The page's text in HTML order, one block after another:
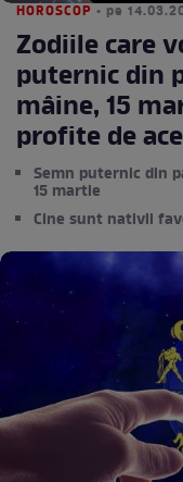
HOROSCOP • pe
Zodiile care
puternic din
mâine, 15
profite de
Semn puternic din
15 martie
Cine sunt nativii